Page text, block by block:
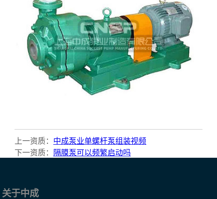
上一资质： 中成泵业单螺杆泵组装视频
下一资质：
隔膜泵可以频繁启动吗
关于中成